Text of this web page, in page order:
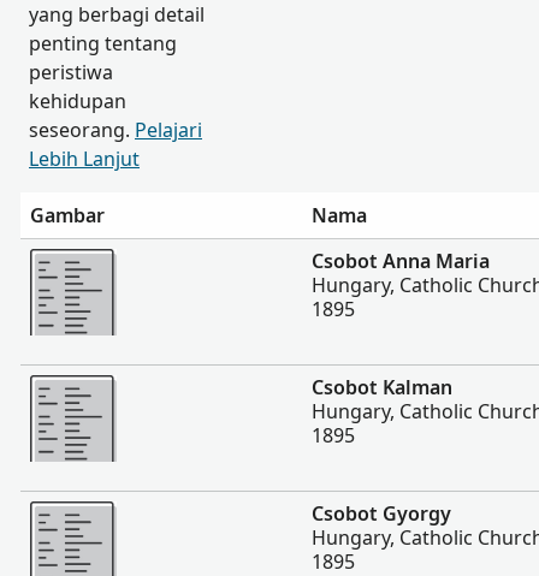
yang berbagi detail
penting tentang
peristiwa
kehidupan
seseorang. Pelajari
Lebih Lanjut
Gambar
Nama
Lebih banyak
Csobot Anna Maria
Hungary, Catholic
1895
Lebih banyak
Csobot Kalman
Hungary, Catholic
1895
Lebih banyak
Csobot Gyorgy
Hungary, Catholic
1895